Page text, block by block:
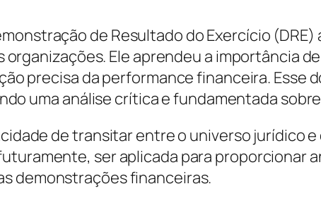
de Resultado do Exercício (DRE)
Ele aprendeu a importância
precisa da performance financeira. Esse
uma análise crítica e fundamentada
de transitar entre o universo jurídico
ser aplicada para proporcionar
demonstrações financeiras.